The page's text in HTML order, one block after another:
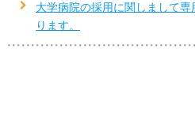
大学病院の採用に関しまして
ります。